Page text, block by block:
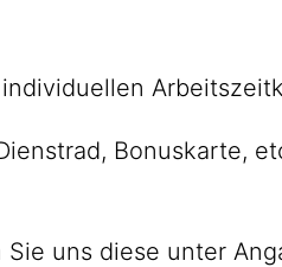
Bonuskarte,
uns diese unter